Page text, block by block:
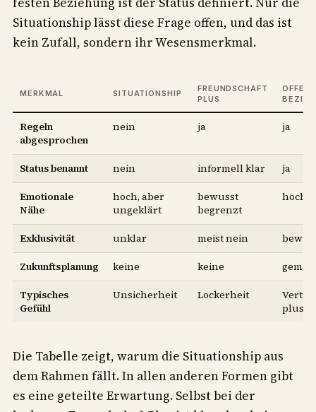
Situationship lässt diese Frage offen, und das ist
kein Zufall, sondern ihr Wesensmerkmal.
MERKMAL SITUATIONSHIP
FREUNDSCHAFT
PLUS
OFFENE
Regeln
abgesprochen
nein ja ja
Status benannt nein informell klar
ja
Emotionale
Nähe
hoch, aber
ungeklärt
bewusst
begrenzt
hoch
Exklusivität unklar meist nein
Zukunftsplanung
keine keine
Typisches
Gefühl
Unsicherheit Lockerheit
plus
Die Tabelle zeigt, warum die Situationship aus
dem Rahmen fällt. In allen anderen Formen gibt
es eine geteilte Erwartung. Selbst bei der